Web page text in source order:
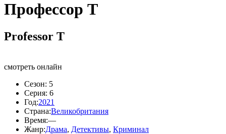
Профессор Т
Professor T
смотреть онлайн
Сезон: 5
Серия: 6
Год:2021
Страна:Великобритания
Время:—
Жанр:Драма, Детективы, Криминал